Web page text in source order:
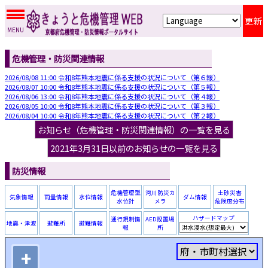
MENU
更新
危機管理・防災関連情報
2026/08/08 11:00 令和8年熊本地震に係る支援の状況について（第６報）
2026/08/07 10:00 令和8年熊本地震に係る支援の状況について（第５報）
2026/08/06 13:00 令和8年熊本地震に係る支援の状況について（第４報）
2026/08/05 10:00 令和8年熊本地震に係る支援の状況について（第３報）
2026/08/04 10:00 令和8年熊本地震に係る支援の状況について（第２報）
お知らせ（危機管理・防災関連情報）の一覧を見る
2021年3月31日以前のお知らせの一覧を見る
防災情報
気象情報 雨量情報 水位情報
危機管理型
水位計
河川防災カ
メラ
ダム情報
土砂災害
危険度分布
地震・津波 避難所 避難情報
通行規制情
報
AED設置場
所
ハザードマップ
+